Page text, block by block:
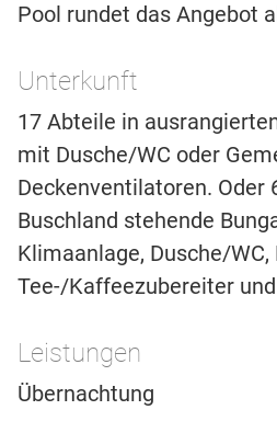
Pool rundet das Angebot
Unterkunft
17 Abteile in
mit Dusche/WC oder
Deckenventilatoren. Oder
Buschland stehende
Klimaanlage, Dusche/WC,
Tee-/Kaffeezubereiter
Leistungen
Übernachtung